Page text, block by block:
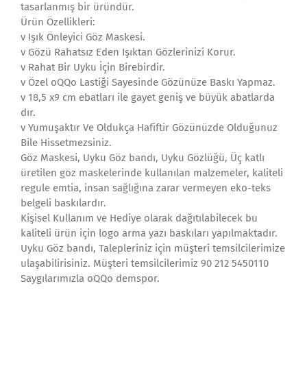
tasarlanmış bir üründür.
Ürün Özellikleri:
v Işık Önleyici Göz Maskesi.
v Gözü Rahatsız Eden Işıktan Gözlerinizi Korur.
v Rahat Bir Uyku İçin Birebirdir.
v Özel oQQo Lastiği Sayesinde Gözünüze Baskı Yapmaz.
v 18,5 x9 cm ebatları ile gayet geniş ve büyük abatlarda
dır.
v Yumuşaktır Ve Oldukça Hafiftir Gözünüzde Olduğunuz
Bile Hissetmezsiniz.
Göz Maskesi, Uyku Göz bandı, Uyku Gözlüğü, Üç katlı
üretilen göz maskelerinde kullanılan malzemeler, kaliteli
regule emtia, insan sağlığına zarar vermeyen eko-teks
belgeli baskılardır.
Kişisel Kullanım ve Hediye olarak dağıtılabilecek bu
kaliteli ürün için logo arma yazı baskıları yapılmaktadır.
Uyku Göz bandı, Talepleriniz için müşteri temsilcilerimize
ulaşabilirisiniz. Müşteri temsilcilerimiz 90 212 5450110
Saygılarımızla oQQo demspor.